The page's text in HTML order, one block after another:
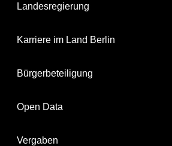
Landesregierung
Karriere im Land Berlin
Bürgerbeteiligung
Open Data
Vergaben